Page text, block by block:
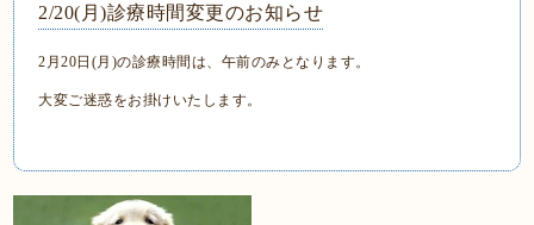
2/20(月)診療時間変更のお知らせ
2月20日(月)の診療時間は、午前のみとなります。
大変ご迷惑をお掛けいたします。